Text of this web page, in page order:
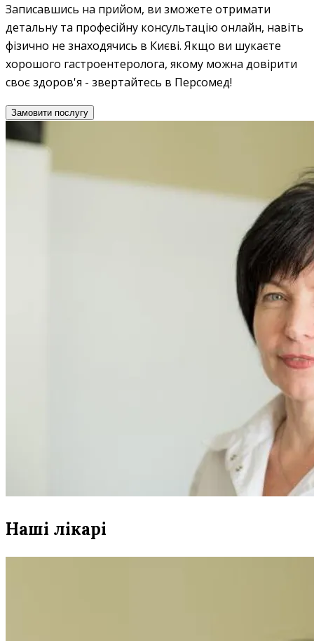
Записавшись на прийом, ви зможете отримати
детальну та професійну консультацію онлайн, навіть
фізично не знаходячись в Києві. Якщо ви шукаєте
хорошого гастроентеролога, якому можна довірити
своє здоров'я - звертайтесь в Персомед!
Замовити послугу
Наші лікарі